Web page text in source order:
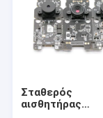
Βίντεο
Εμφάνιση VR
Σταθερός
αισθητήρας